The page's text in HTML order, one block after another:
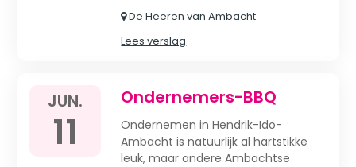
De Heeren van Ambacht
Lees verslag
JUN.
11
Ondernemers-BBQ
Ondernemen in Hendrik-Ido-
Ambacht is natuurlijk al hartstikke
leuk, maar andere Ambachtse